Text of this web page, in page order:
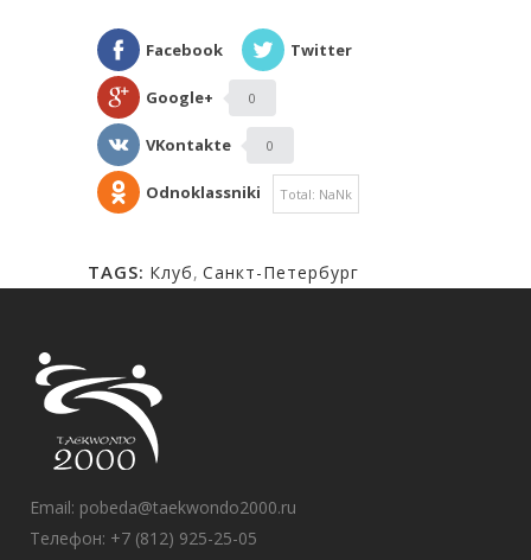
Facebook Twitter
Google+ 0
VKontakte 0
Odnoklassniki Total: NaNk
TAGS: Клуб, Санкт-Петербург
Email: pobeda@taekwondo2000.ru
Телефон: +7 (812) 925-25-05